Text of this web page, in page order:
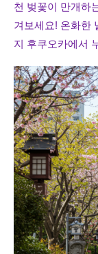
천 벚꽃이 만개하
겨보세요! 온화한
지 후쿠오카에서